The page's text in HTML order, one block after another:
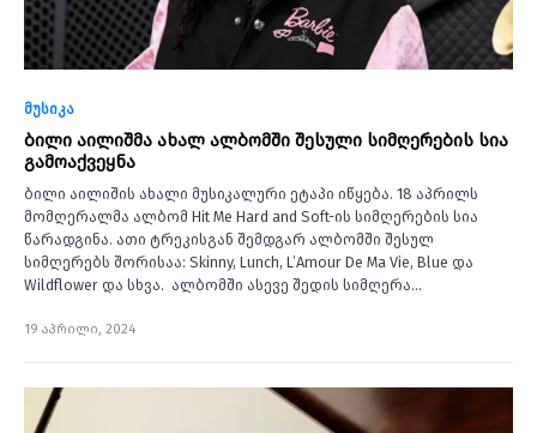
მუსიკა
ბილი აილიშმა ახალ ალბომში შესული სიმღერების სია
გამოაქვეყნა
ბილი აილიშის ახალი მუსიკალური ეტაპი იწყება. 18 აპრილს
მომღერალმა ალბომ Hit Me Hard and Soft-ის სიმღერების სია
წარადგინა. ათი ტრეკისგან შემდგარ ალბომში შესულ
სიმღერებს შორისაა: Skinny, Lunch, L’Amour De Ma Vie, Blue და
Wildflower და სხვა. ალბომში ასევე შედის სიმღერა…
19 აპრილი, 2024